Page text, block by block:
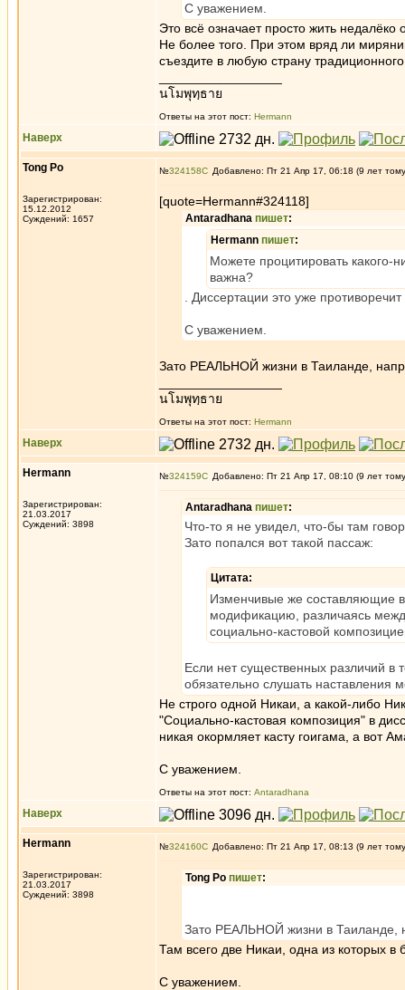
С уважением.
Это всё означает просто жить
Не более того. При этом вряд ли
съездите в любую страну
นโมพุทฺธาย
Ответы на этот пост: Hermann
Наверх
Tong Po
Зарегистрирован:
15.12.2012
Суждений: 1657
№324158 Добавлено: Пт 21 Апр 17, 06:18 (9 лет
[quote=Hermann#324118]
Antaradhana пишет:
Hermann пишет:
Можете процитировать какого-
важна?
. Диссертации это уже
С уважением.
Зато РЕАЛЬНОЙ жизни в Таиланде,
นโมพุทฺธาย
Ответы на этот пост: Hermann
Наверх
Hermann
Зарегистрирован:
21.03.2017
Суждений: 3898
№324159 Добавлено: Пт 21 Апр 17, 08:10 (9 лет
Antaradhana пишет:
Что-то я не увидел, что-бы там
Зато попался вот такой пассаж:
Цитата:
Изменчивые же составляющие
модификацию, различаясь
социально-кастовой
Если нет существенных различий в
обязательно слушать наставления
Не строго одной Никаи, а какой-либо
"Социально-кастовая композиция" в
никая окормляет касту гоигама, а вот
С уважением.
Ответы на этот пост: Antaradhana
Наверх
Hermann
Зарегистрирован:
21.03.2017
Суждений: 3898
№324160 Добавлено: Пт 21 Апр 17, 08:13 (9 лет
Tong Po пишет:
Зато РЕАЛЬНОЙ жизни в Таиланде,
Там всего две Никаи, одна из которых
С уважением.